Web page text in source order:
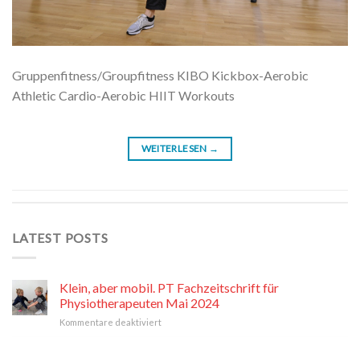
Gruppenfitness/Groupfitness KIBO Kickbox-Aerobic
Athletic Cardio-Aerobic HIIT Workouts
WEITERLESEN →
LATEST POSTS
Klein, aber mobil. PT Fachzeitschrift für
Physiotherapeuten Mai 2024
Kommentare deaktiviertfür